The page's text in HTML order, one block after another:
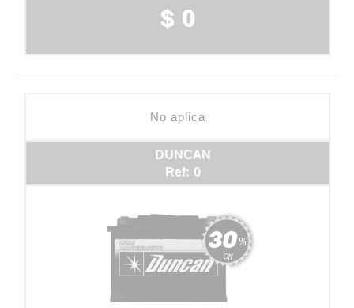
$ 0
No aplica
DUNCAN
Ref: 0